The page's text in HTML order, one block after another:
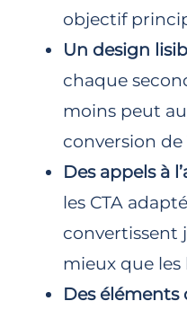
objectif
Un design
chaque
moins peut
conversion de
Des appels à
les CTA
convertissent
mieux que
Des éléments